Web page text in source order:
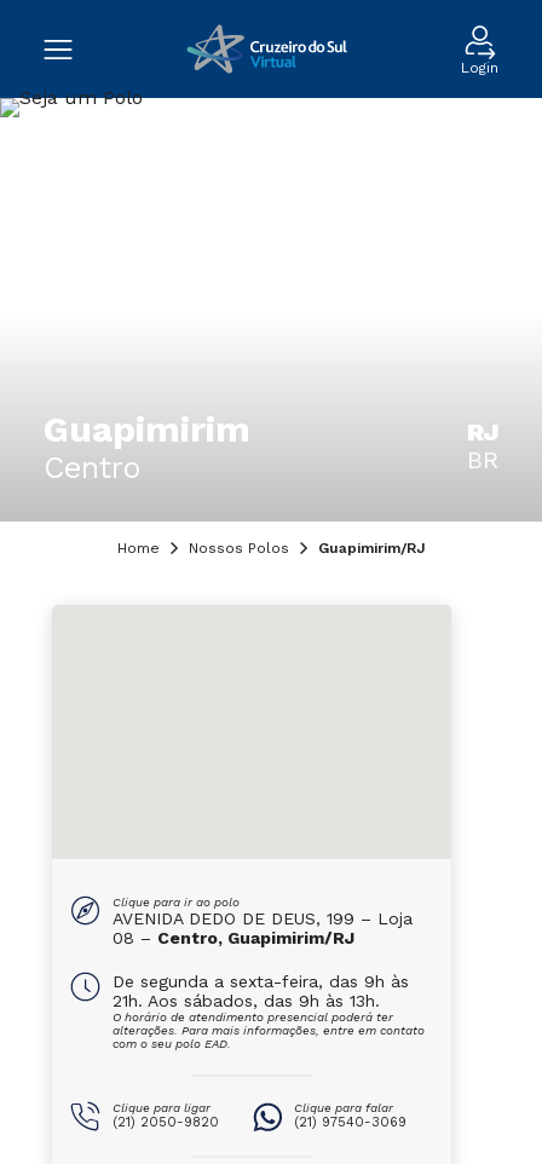
Login
Guapimirim
Centro
RJ
BR
Home Nossos Polos Guapimirim/RJ
Clique para ir ao polo
AVENIDA DEDO DE DEUS, 199 – Loja
08 – Centro, Guapimirim/RJ
De segunda a sexta-feira, das 9h às
21h. Aos sábados, das 9h às 13h.
O horário de atendimento presencial poderá ter
alterações. Para mais informações, entre em contato
com o seu polo EAD.
Clique para ligar
(21) 2050-9820
Clique para falar
(21) 97540-3069